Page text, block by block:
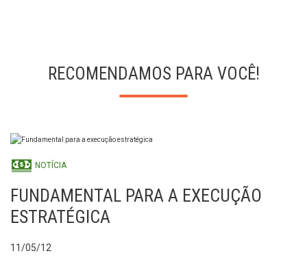
RECOMENDAMOS PARA VOCÊ!
NOTÍCIA
FUNDAMENTAL PARA A EXECUÇÃO
ESTRATÉGICA
11/05/12